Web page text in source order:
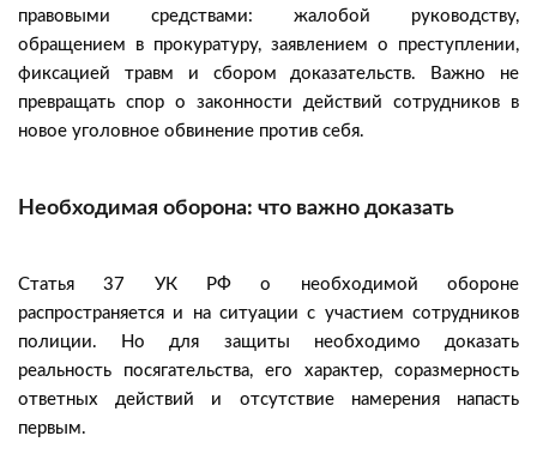
правовыми средствами: жалобой руководству,
обращением в прокуратуру, заявлением о преступлении,
фиксацией травм и сбором доказательств. Важно не
превращать спор о законности действий сотрудников в
новое уголовное обвинение против себя.
Необходимая оборона: что важно доказать
Статья 37 УК РФ о необходимой обороне
распространяется и на ситуации с участием сотрудников
полиции. Но для защиты необходимо доказать
реальность посягательства, его характер, соразмерность
ответных действий и отсутствие намерения напасть
первым.